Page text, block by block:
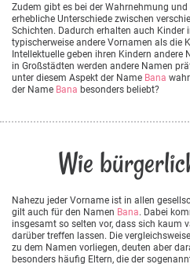
Zudem gibt es bei der Wahrnehmung
erhebliche Unterschiede zwischen
Schichten. Dadurch erhalten auch Kinder
typischerweise andere Vornamen als die
Intellektuelle geben ihren Kindern andere
in Großstädten werden andere Namen
unter diesem Aspekt der Name Bana
der Name Bana besonders beliebt?
Wie
Nahezu jeder Vorname ist in allen
gilt auch für den Namen Bana. Dabei
insgesamt so selten vor, dass sich kaum
darüber treffen lassen. Die
zu dem Namen vorliegen, deuten aber
besonders häufig Eltern, die der